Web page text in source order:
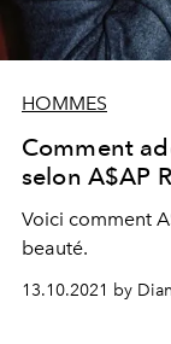
HOMMES
Comment
selon A$AP
Voici comment
beauté.
13.10.2021 by